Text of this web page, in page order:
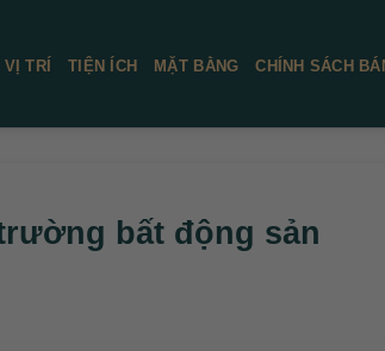
VỊ TRÍ TIỆN ÍCH MẶT BẰNG CHÍNH SÁCH
bất động sản